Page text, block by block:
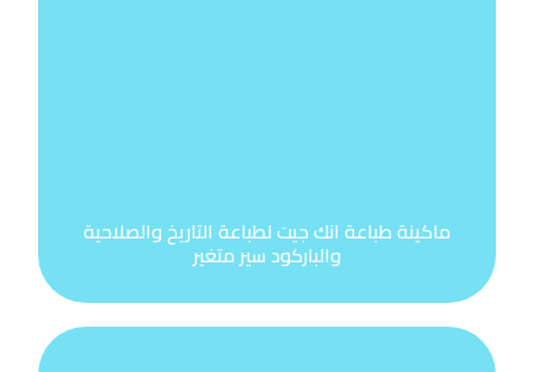
ماكينة طباعة انك جيت لطباعة التاريخ والصلاحية
والباركود سير متغير